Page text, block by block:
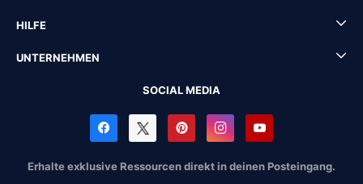
HILFE
UNTERNEHMEN
SOCIAL MEDIA
Erhalte exklusive Ressourcen direkt in deinen Posteingang.